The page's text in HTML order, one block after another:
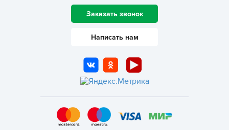
Заказать звонок
Написать нам